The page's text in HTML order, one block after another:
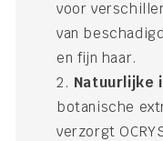
voor
van
en fijn haar.
Natuurlijke
botanische
verzorgt